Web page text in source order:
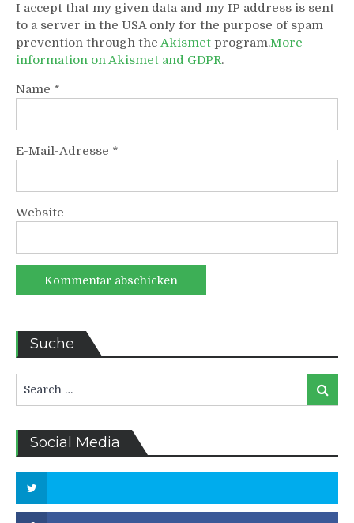
I accept that my given data and my IP address is sent
to a server in the USA only for the purpose of spam
prevention through the Akismet program.More
information on Akismet and GDPR.
Name *
E-Mail-Adresse *
Website
Suche
for:
Search
Social Media